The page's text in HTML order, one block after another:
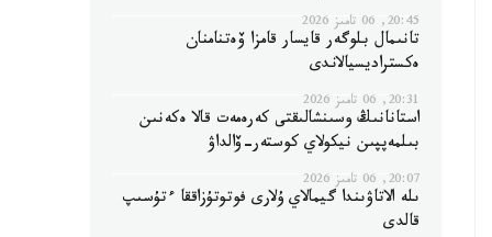
20:45, 06 تامىز 2026
تانىمال بلوگەر قايسار قامزا ۆەتنامنان
ەكستراديسيالاندى
20:31, 06 تامىز 2026
استانانىڭ وسىنشالىقتى كەرەمەت قالا ەكەنىن
بىلمەپپىن نيكولاي كوستەر-ۆالداۋ
20:07, 06 تامىز 2026
ىلە الاتاۋىندا گيمالاي ۇلارى فوتوتۇزاققا ءتۇسىپ
قالدى